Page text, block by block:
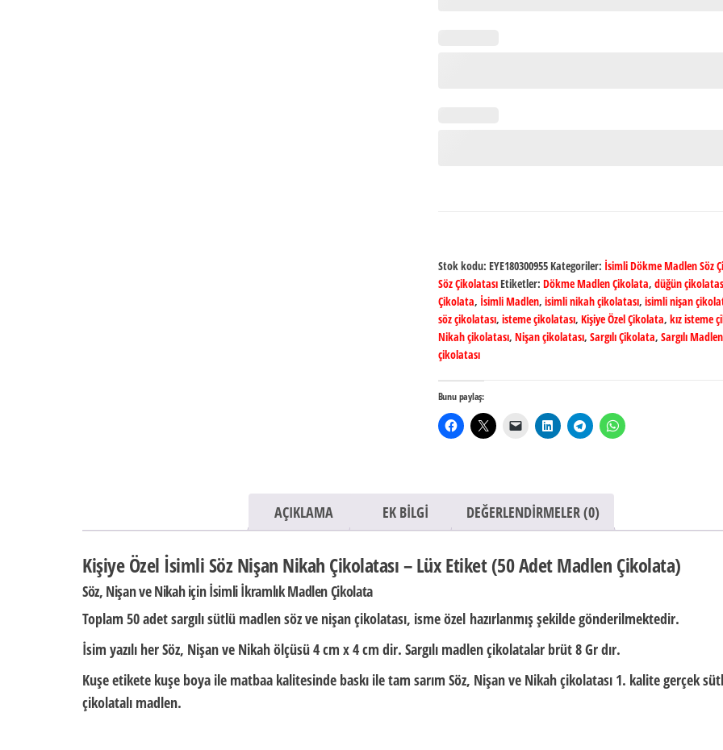
Stok kodu: EYE180300955Kategoriler: İsimli Dökme Madlen Söz
Söz ÇikolatasıEtiketler: Dökme Madlen Çikolata, düğün
Çikolata, İsimli Madlen, isimli nikah çikolatası, isimli nişan
söz çikolatası, isteme çikolatası, Kişiye Özel Çikolata, kız isteme
Nikah çikolatası, Nişan çikolatası, Sargılı Çikolata, Sargılı Madlen
çikolatası
Bunu paylaş:
AÇIKLAMA EK BILGI DEĞERLENDIRMELER (0)
Kişiye Özel İsimli Söz Nişan Nikah Çikolatası – Lüx Etiket (50 Adet Madlen Çikolata)
Söz, Nişan ve Nikah için İsimli İkramlık Madlen Çikolata
Toplam 50 adet sargılı sütlü madlen söz ve nişan çikolatası, isme özel hazırlanmış şekilde gönderilmektedir.
İsim yazılı her Söz, Nişan ve Nikah ölçüsü4 cm x 4 cm dir. Sargılı madlen çikolatalar brüt8 Grdır.
Kuşe etikete kuşe boya ile matbaa kalitesinde baskı ile tam sarım Söz, Nişan ve Nikah çikolatası 1. kalite gerçek
çikolatalı madlen.